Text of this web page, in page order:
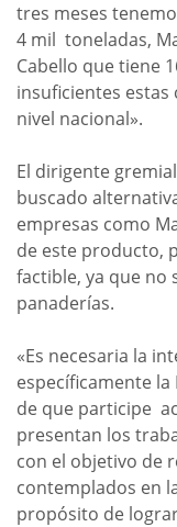
tres meses
4 mil toneladas,
Cabello que tiene
insuficientes
nivel nacional».
El dirigente
buscado
empresas como
de este producto,
factible, ya que no
panaderías.
«Es necesaria la
específicamente
de que participe
presentan los
con el objetivo de
contemplados en
propósito de